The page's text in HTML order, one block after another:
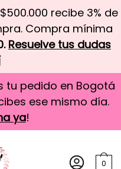
recibe 3% de
Compra mínima
Resuelve tus dudas
tu pedido en Bogotá
ese mismo día.
ya!
0